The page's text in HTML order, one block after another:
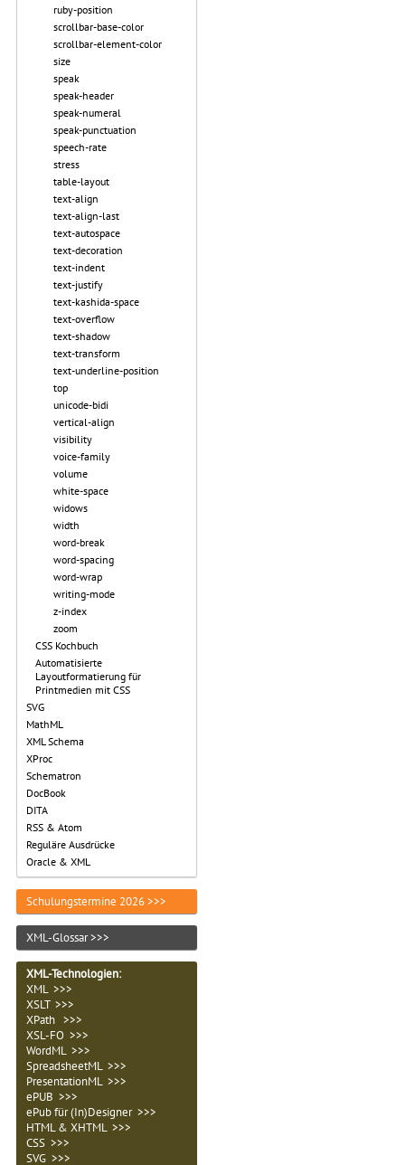
ruby-position
scrollbar-base-color
scrollbar-element-color
size
speak
speak-header
speak-numeral
speak-punctuation
speech-rate
stress
table-layout
text-align
text-align-last
text-autospace
text-decoration
text-indent
text-justify
text-kashida-space
text-overflow
text-shadow
text-transform
text-underline-position
top
unicode-bidi
vertical-align
visibility
voice-family
volume
white-space
widows
width
word-break
word-spacing
word-wrap
writing-mode
z-index
zoom
CSS Kochbuch
Automatisierte
Layoutformatierung für
Printmedien mit CSS
SVG
MathML
XML Schema
XProc
Schematron
DocBook
DITA
RSS & Atom
Reguläre Ausdrücke
Oracle & XML
Schulungstermine 2026 >>>
XML-Glossar >>>
XML-Technologien:
XML >>>
XSLT >>>
XPath >>>
XSL-FO >>>
WordML >>>
SpreadsheetML >>>
PresentationML >>>
ePUB >>>
ePub für (In)Designer >>>
HTML & XHTML >>>
CSS >>>
SVG >>>